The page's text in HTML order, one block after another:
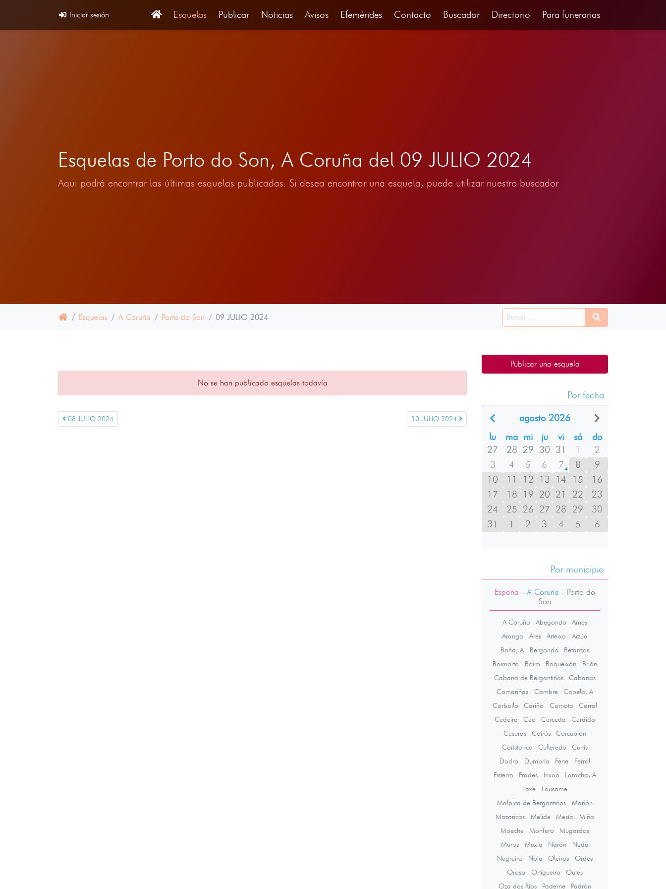
Iniciar sesión Esquelas Publicar Noticias Avisos Efemérides Contacto Buscador Directorio Para funerarias
Esquelas de Porto do Son, A Coruña del 09 JULIO 2024
Aqui podrá encontrar las últimas esquelas publicadas. Si desea encontrar una esquela, puede utilizar nuestro buscador
Esquelas A Coruña Porto do Son 09 JULIO 2024
No se han publicado esquelas todavía
08 JULIO 2024 10 JULIO 2024
Publicar una esquela
Por fecha
agosto 2026
lu
ma mi ju vi sá
do
27
28 29 30 31 1
2
3
4 5 6 7 8
9
10
11 12 13 14 15
16
17
18 19 20 21 22
23
24
25 26 27 28 29
30
31
1 2 3 4 5 6
Por municipio
España - A Coruña - Porto do
Son
A Coruña Abegondo
Ames
Aranga
Ares Arteixo
Arzúa
Baña, A
Bergondo
Betanzos
Boimorto
Boiro Boqueixón
Brión
Cabana de Bergantiños
Cabanas
Camariñas
Cambre
Capela, A
Carballo
Cariño Carnota
Carral
Cedeira
Cee Cerceda
Cerdido
Cesuras
Coirós
Corcubión
Coristanco
Culleredo
Curtis
Dodro
Dumbría Fene
Ferrol
Fisterra
Frades Irixoa
Laracha, A
Laxe
Lousame
Malpica de Bergantiños
Mañón
Mazaricos
Melide Mesía
Miño
Moeche
Monfero
Mugardos
Muros
Muxía Narón
Neda
Negreira
Noia Oleiros
Ordes
Oroso
Ortigueira
Outes
Oza dos Ríos
Paderne
Padrón